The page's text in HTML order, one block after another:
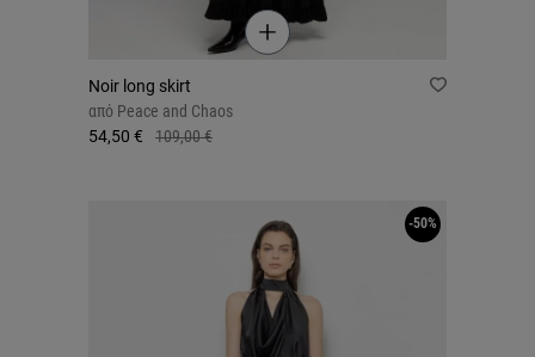
Noir long skirt
από Peace and Chaos
54,50 €
109,00 €
-50%